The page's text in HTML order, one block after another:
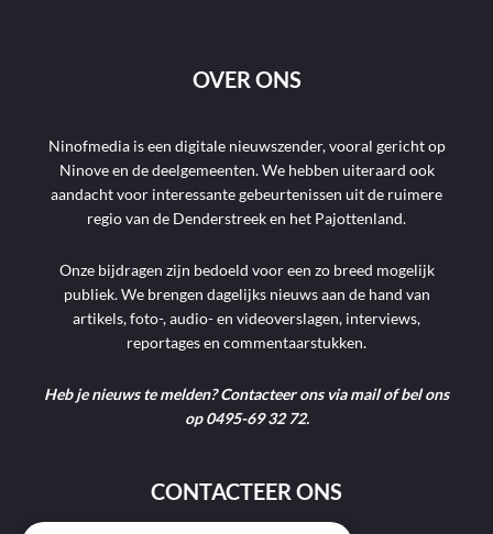
OVER ONS
Ninofmedia is een digitale nieuwszender, vooral gericht op
Ninove en de deelgemeenten. We hebben uiteraard ook
aandacht voor interessante gebeurtenissen uit de ruimere
regio van de Denderstreek en het Pajottenland.
Onze bijdragen zijn bedoeld voor een zo breed mogelijk
publiek. We brengen dagelijks nieuws aan de hand van
artikels, foto-, audio- en videoverslagen, interviews,
reportages en commentaarstukken.
Heb je nieuws te melden? Contacteer ons via mail of bel ons
op 0495-69 32 72.
CONTACTEER ONS